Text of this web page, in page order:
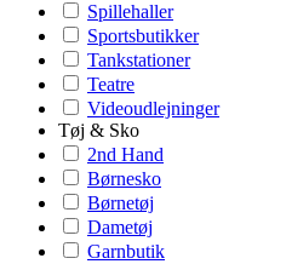
Spillehaller
Sportsbutikker
Tankstationer
Teatre
Videoudlejninger
Tøj & Sko
2nd Hand
Børnesko
Børnetøj
Dametøj
Garnbutik